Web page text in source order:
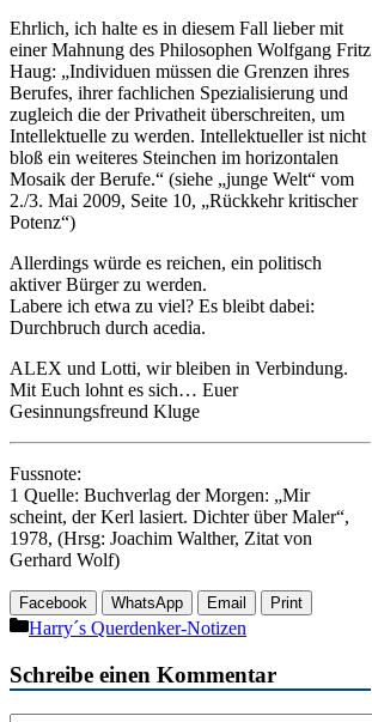
Ehrlich, ich halte es in diesem Fall lieber mit
einer Mahnung des Philosophen Wolfgang Fritz
Haug: „Individuen müssen die Grenzen ihres
Berufes, ihrer fachlichen Spezialisierung und
zugleich die der Privatheit überschreiten, um
Intellektuelle zu werden. Intellektueller ist nicht
bloß ein weiteres Steinchen im horizontalen
Mosaik der Berufe.“ (siehe „junge Welt“ vom
2./3. Mai 2009, Seite 10, „Rückkehr kritischer
Potenz“)
Allerdings würde es reichen, ein politisch
aktiver Bürger zu werden.
Labere ich etwa zu viel? Es bleibt dabei:
Durchbruch durch acedia.
ALEX und Lotti, wir bleiben in Verbindung.
Mit Euch lohnt es sich… Euer
Gesinnungsfreund Kluge
Fussnote:
1 Quelle: Buchverlag der Morgen: „Mir
scheint, der Kerl lasiert. Dichter über Maler“,
1978, (Hrsg: Joachim Walther, Zitat von
Gerhard Wolf)
Facebook WhatsApp Email Print
Kategorien
Harry´s Querdenker-Notizen
Schreibe einen Kommentar